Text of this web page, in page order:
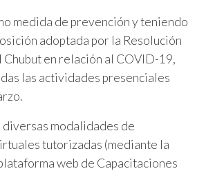
medida de prevención y teniendo
adoptada por la Resolución
en relación al COVID-19,
las actividades presenciales
modalidades de
tutorizadas (mediante la
web de Capacitaciones